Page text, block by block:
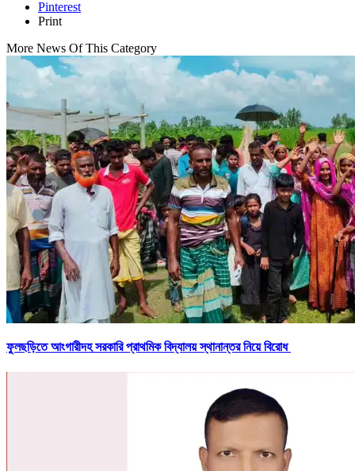
Pinterest
Print
More News Of This Category
ফুলছড়িতে আংগারীদহ সরকারি প্রাথমিক বিদ্যালয় স্থানান্তর নিয়ে বিরোধ ​